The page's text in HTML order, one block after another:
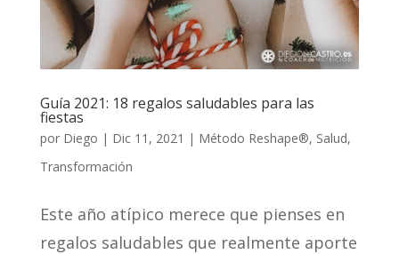
Guía 2021: 18 regalos saludables para las
fiestas
por Diego | Dic 11, 2021 | Método Reshape®, Salud,
Transformación
Este año atípico merece que pienses en
regalos saludables que realmente aporte